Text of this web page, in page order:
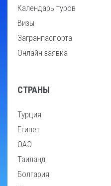
Календарь туров
Визы
Загранпаспорта
Онлайн заявка
СТРАНЫ
Турция
Египет
ОАЭ
Таиланд
Болгария